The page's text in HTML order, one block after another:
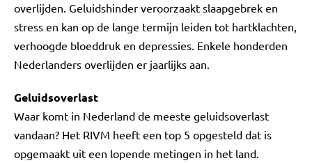
overlijden. Geluidshinder veroorzaakt slaapgebrek en
stress en kan op de lange termijn leiden tot hartklachten,
verhoogde bloeddruk en depressies. Enkele honderden
Nederlanders overlijden er jaarlijks aan.
Geluidsoverlast
Waar komt in Nederland de meeste geluidsoverlast
vandaan? Het RIVM heeft een top 5 opgesteld dat is
opgemaakt uit een lopende metingen in het land.